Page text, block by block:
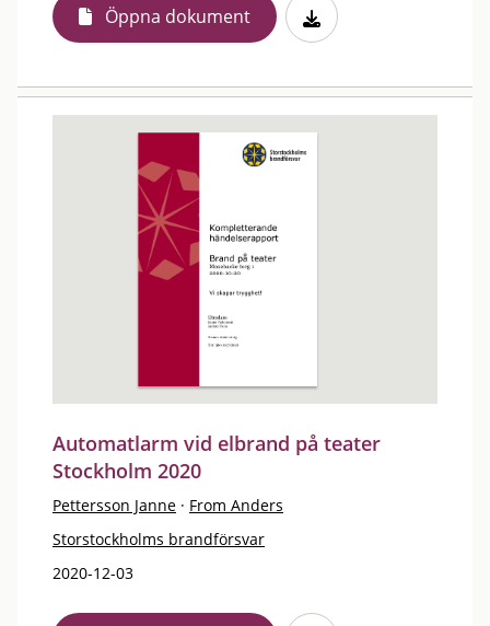
Öppna dokument
Automatlarm vid elbrand på teater
Stockholm 2020
Pettersson Janne · From Anders
Storstockholms brandförsvar
2020-12-03